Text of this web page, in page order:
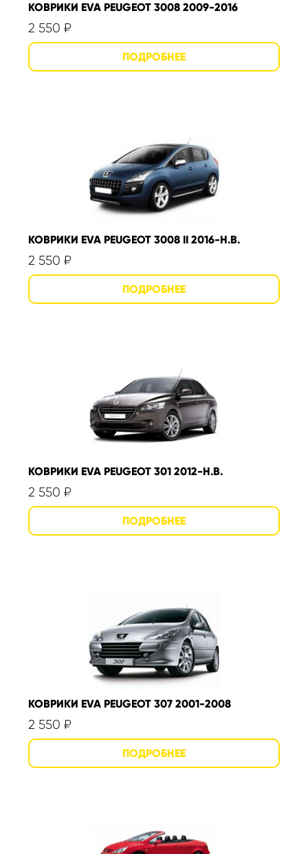
КОВРИКИ EVA PEUGEOT 3008 2009-2016
2 550 ₽
КОВРИКИ EVA PEUGEOT 3008 II 2016-Н.В.
2 550 ₽
КОВРИКИ EVA PEUGEOT 301 2012-Н.В.
2 550 ₽
КОВРИКИ EVA PEUGEOT 307 2001-2008
2 550 ₽